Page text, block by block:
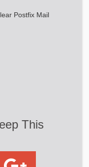
Postfix Mail
This